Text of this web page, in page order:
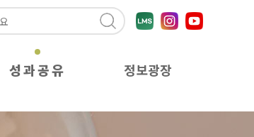
성과공유 정보광장